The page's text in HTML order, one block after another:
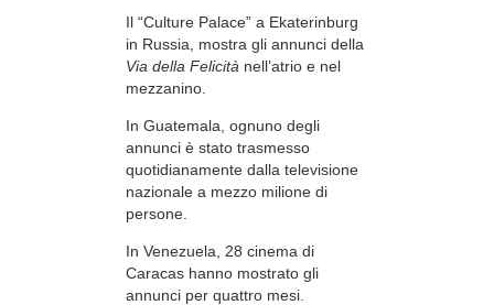
Il “Culture Palace” a Ekaterinburg
in Russia, mostra gli annunci della
Via della Felicità nell’atrio e nel
mezzanino.
In Guatemala, ognuno degli
annunci è stato trasmesso
quotidianamente dalla televisione
nazionale a mezzo milione di
persone.
In Venezuela, 28 cinema di
Caracas hanno mostrato gli
annunci per quattro mesi.